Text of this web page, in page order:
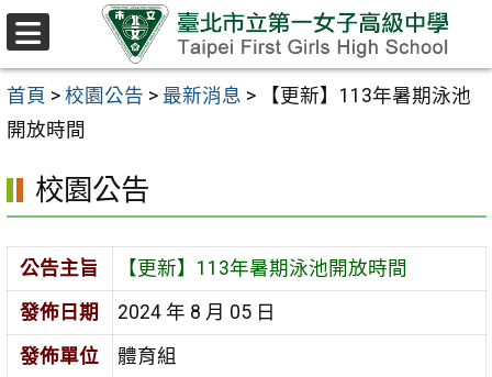
跳至主要內容區
首頁 > 校園公告 > 最新消息 >
【更新】113年暑期泳池
開放時間
校園公告
公告主旨
【更新】113年暑期泳池開放時間
發佈日期
2024 年 8 月 05 日
發佈單位
體育組
選
單